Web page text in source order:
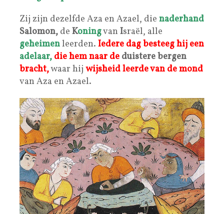
Zij zijn dezelfde Aza en Azael, die naderhand
Salomon, de Koningvan Israël, alle
geheimenleerden. Iedere dag besteeg hij een
adelaar, die hem naar de duistere bergen
bracht,waar hij wijsheidleerde van de mond
van Aza en Azael.